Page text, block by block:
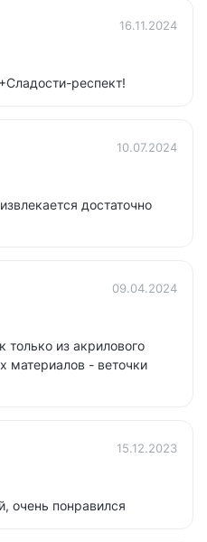
16.11.2024
респект!
10.07.2024
достаточно
09.04.2024
только из акрилового
материалов - веточки
15.12.2023
очень понравился